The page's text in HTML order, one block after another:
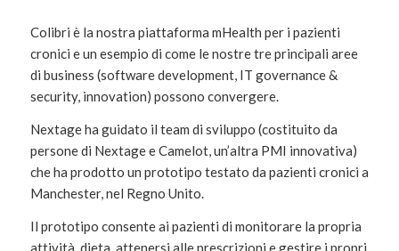
Colibri è la nostra piattaforma mHealth per i pazienti
cronici e un esempio di come le nostre tre principali aree
di business (software development, IT governance &
security, innovation) possono convergere.
Nextage ha guidato il team di sviluppo (costituito da
persone di Nextage e Camelot, un’altra PMI innovativa)
che ha prodotto un prototipo testato da pazienti cronici a
Manchester, nel Regno Unito.
Il prototipo consente ai pazienti di monitorare la propria
attività, dieta, attenersi alle prescrizioni e gestire i propri